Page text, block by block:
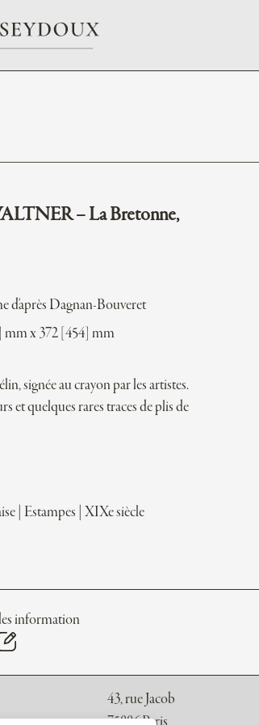
– La Bretonne,
d'après Dagnan-Bouveret
mm x 372 [454] mm
signée au crayon par les artistes.
et quelques rares traces de plis de
Estampes |XIXe siècle
information
43, rue Jacob